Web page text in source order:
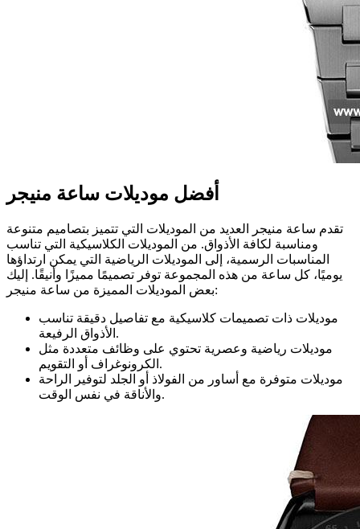
أفضل موديلات ساعة منیجر
تقدم ساعة منیجر العديد من الموديلات التي تتميز بتصاميم متنوعة
ومناسبة لكافة الأذواق. من الموديلات الكلاسيكية التي تناسب
المناسبات الرسمية، إلى الموديلات الرياضية التي يمكن ارتداؤها
يوميًا، كل ساعة من هذه المجموعة توفر تصميمًا مميزًا وأنيقًا. إليك
بعض الموديلات المميزة من ساعة منیجر:
موديلات ذات تصميمات كلاسيكية مع تفاصيل دقيقة تناسب
الأذواق الرفيعة.
موديلات رياضية وعصرية تحتوي على وظائف متعددة مثل
الكرونوغراف أو التقويم.
موديلات متوفرة مع أساور من الفولاذ أو الجلد لتوفير الراحة
والأناقة في نفس الوقت.